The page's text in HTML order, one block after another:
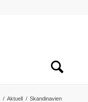
/ Aktuell / Skandinavien